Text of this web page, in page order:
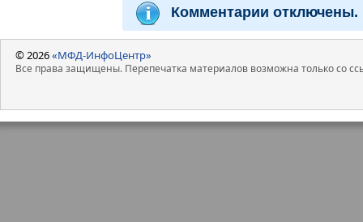
Комментарии отключены.
© 2026«МФД-ИнфоЦентр»
Все права защищены. Перепечатка материалов возможна только со